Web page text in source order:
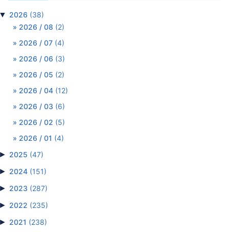
2026 (38)
2026 / 08 (2)
2026 / 07 (4)
2026 / 06 (3)
2026 / 05 (2)
2026 / 04 (12)
2026 / 03 (6)
2026 / 02 (5)
2026 / 01 (4)
2025 (47)
2024 (151)
2023 (287)
2022 (235)
2021 (238)